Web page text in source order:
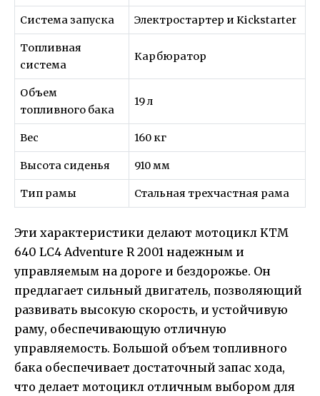
Система запуска Электростартер и Kickstarter
Топливная
система
Карбюратор
Объем
топливного бака
19 л
Вес 160 кг
Высота сиденья 910 мм
Тип рамы Стальная трехчастная рама
Эти характеристики делают мотоцикл KTM
640 LC4 Adventure R 2001 надежным и
управляемым на дороге и бездорожье. Он
предлагает сильный двигатель, позволяющий
развивать высокую скорость, и устойчивую
раму, обеспечивающую отличную
управляемость. Большой объем топливного
бака обеспечивает достаточный запас хода,
что делает мотоцикл отличным выбором для